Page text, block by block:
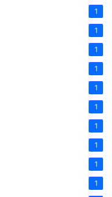
1
1
1
1
1
1
1
1
1
1